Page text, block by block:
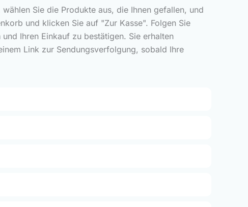
Sie die Produkte aus, die Ihnen gefallen, und
und klicken Sie auf "Zur Kasse". Folgen Sie
Ihren Einkauf zu bestätigen. Sie erhalten
Link zur Sendungsverfolgung, sobald Ihre